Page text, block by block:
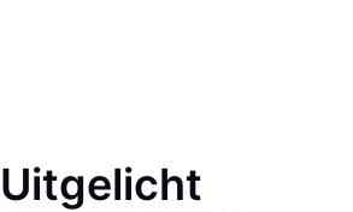
Uitgelicht